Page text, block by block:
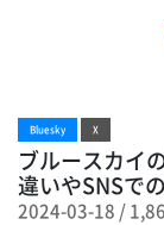
Bluesky X
ブルースカイ
違いやSNSで
2024-03-18 /